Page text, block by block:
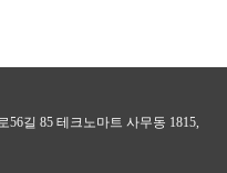
56길 85 테크노마트 사무동 1815,